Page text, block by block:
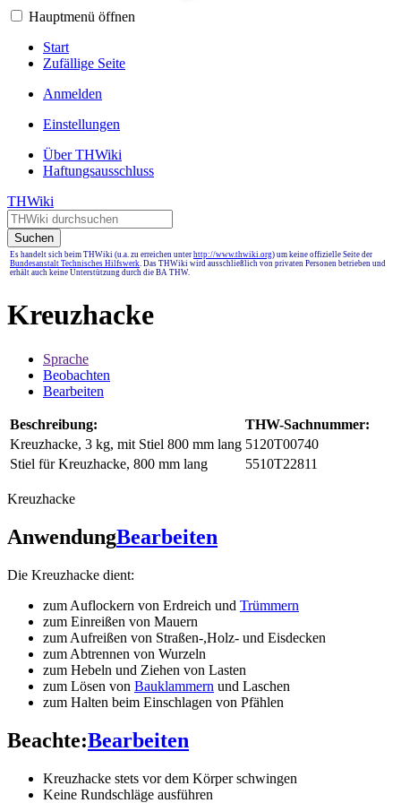
Hauptmenü öffnen
Start
Zufällige Seite
Anmelden
Einstellungen
Über THWiki
Haftungsausschluss
THWiki
Suchen
Es handelt sich beim THWiki (u.a. zu erreichen unter http://www.thwiki.org) um keine offizielle Seite der
Bundesanstalt Technisches Hilfswerk. Das THWiki wird ausschließlich von privaten Personen betrieben und
erhält auch keine Unterstützung durch die BA THW.
Kreuzhacke
Sprache
Beobachten
Bearbeiten
Beschreibung:
THW-Sachnummer:
Kreuzhacke, 3 kg, mit Stiel 800 mm lang 5120T00740
Stiel für Kreuzhacke, 800 mm lang
5510T22811
Kreuzhacke
AnwendungBearbeiten
Die Kreuzhacke dient:
zum Auflockern von Erdreich und Trümmern
zum Einreißen von Mauern
zum Aufreißen von Straßen-,Holz- und Eisdecken
zum Abtrennen von Wurzeln
zum Hebeln und Ziehen von Lasten
zum Lösen von Bauklammern und Laschen
zum Halten beim Einschlagen von Pfählen
Beachte:Bearbeiten
Kreuzhacke stets vor dem Körper schwingen
Keine Rundschläge ausführen